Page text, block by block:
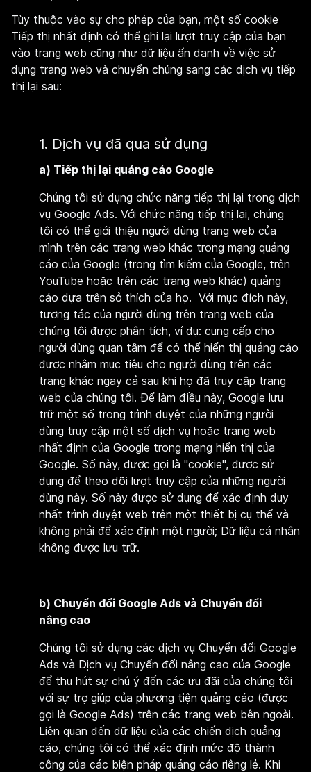
Tùy thuộc vào sự cho phép của bạn, một số cookie
Tiếp thị nhất định có thể ghi lại lượt truy cập của bạn
vào trang web cũng như dữ liệu ẩn danh về việc sử
dụng trang web và chuyển chúng sang các dịch vụ tiếp
thị lại sau:
1. Dịch vụ đã qua sử dụng
a) Tiếp thị lại quảng cáo Google
Chúng tôi sử dụng chức năng tiếp thị lại trong dịch
vụ Google Ads. Với chức năng tiếp thị lại, chúng
tôi có thể giới thiệu người dùng trang web của
mình trên các trang web khác trong mạng quảng
cáo của Google (trong tìm kiếm của Google, trên
YouTube hoặc trên các trang web khác) quảng
cáo dựa trên sở thích của họ. Với mục đích này,
tương tác của người dùng trên trang web của
chúng tôi được phân tích, ví dụ: cung cấp cho
người dùng quan tâm để có thể hiển thị quảng cáo
được nhắm mục tiêu cho người dùng trên các
trang khác ngay cả sau khi họ đã truy cập trang
web của chúng tôi. Để làm điều này, Google lưu
trữ một số trong trình duyệt của những người
dùng truy cập một số dịch vụ hoặc trang web
nhất định của Google trong mạng hiển thị của
Google. Số này, được gọi là "cookie", được sử
dụng để theo dõi lượt truy cập của những người
dùng này. Số này được sử dụng để xác định duy
nhất trình duyệt web trên một thiết bị cụ thể và
không phải để xác định một người; Dữ liệu cá nhân
không được lưu trữ.
b) Chuyển đổi Google Ads và Chuyển đổi
nâng cao
Chúng tôi sử dụng các dịch vụ Chuyển đổi Google
Ads và Dịch vụ Chuyển đổi nâng cao của Google
để thu hút sự chú ý đến các ưu đãi của chúng tôi
với sự trợ giúp của phương tiện quảng cáo (được
gọi là Google Ads) trên các trang web bên ngoài.
Liên quan đến dữ liệu của các chiến dịch quảng
cáo, chúng tôi có thể xác định mức độ thành
công của các biện pháp quảng cáo riêng lẻ. Khi